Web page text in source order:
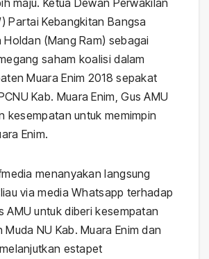
Partai Kebangkitan Bangsa
Holdan (Mang Ram) sebagai
saham koalisi dalam
Muara Enim 2018 sepakat
Kab. Muara Enim, Gus AMU
kesempatan untuk memimpin
Enim.
menanyakan langsung
via media Whatsapp terhadap
AMU untuk diberi kesempatan
NU Kab. Muara Enim dan
estapet